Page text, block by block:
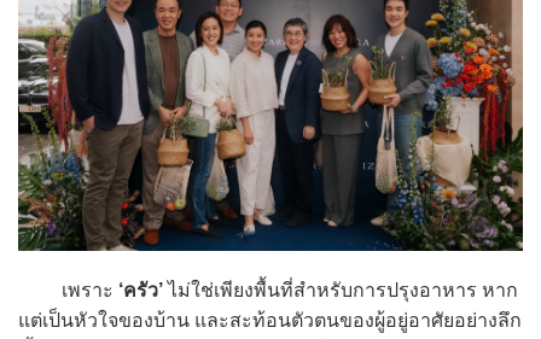
เพราะ ‘ครัว’ไม่ใช่เพียงพื้นที่สำหรับการปรุงอาหาร หาก
แต่เป็นหัวใจของบ้าน และสะท้อนตัวตนของผู้อยู่อาศัยอย่างลึก